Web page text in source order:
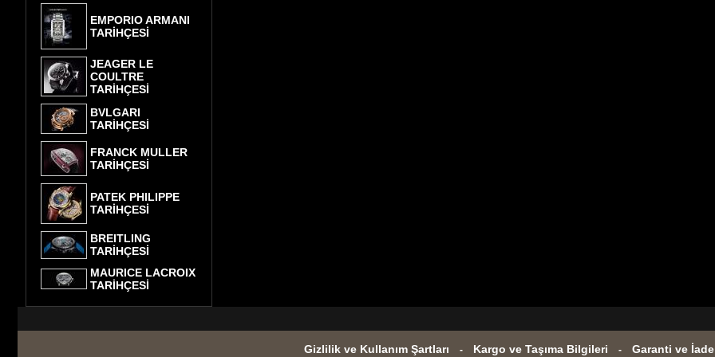
EMPORIO ARMANI
TARİHÇESİ
JEAGER LE
COULTRE
TARİHÇESİ
BVLGARI
TARİHÇESİ
FRANCK MULLER
TARİHÇESİ
PATEK PHILIPPE
TARİHÇESİ
BREITLING
TARİHÇESİ
MAURICE LACROIX
TARİHÇESİ
Gizlilik ve Kullanım Şartları - Kargo ve Taşıma Bilgileri - Garanti ve İade